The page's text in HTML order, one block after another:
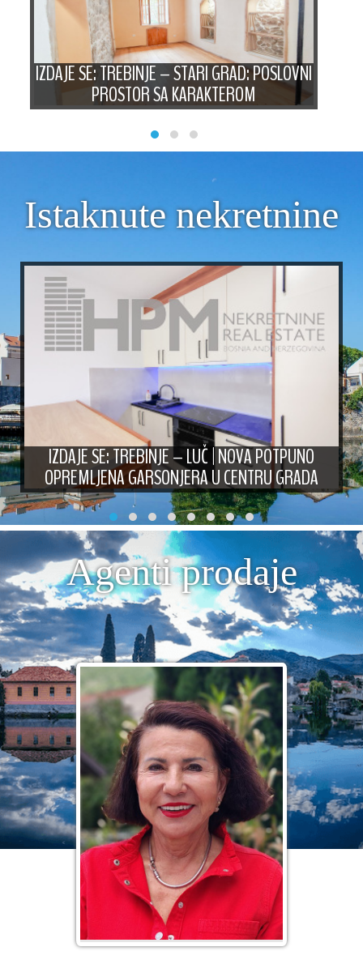
IZDAJE SE: TREBINJE – STARI GRAD: POSLOVNI
PROSTOR SA KARAKTEROM
Istaknute nekretnine
IZDAJE SE: TREBINJE – LUČ | NOVA POTPUNO
OPREMLJENA GARSONJERA U CENTRU GRADA
Agenti prodaje